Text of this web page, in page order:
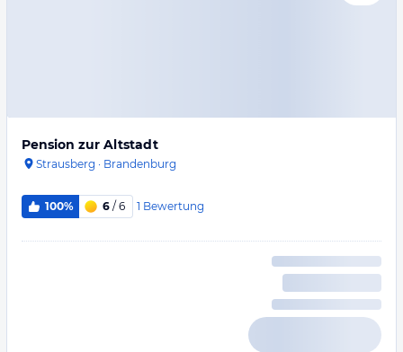
Pension zur Altstadt
Strausberg · Brandenburg
100% 6 / 6 1 Bewertung